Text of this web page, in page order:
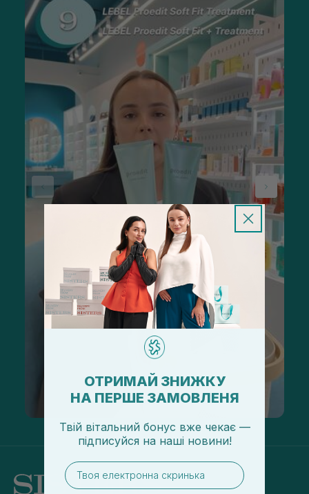
ОТРИМАЙ ЗНИЖКУ
НА ПЕРШЕ ЗАМОВЛЕНЯ
Твій вітальний бонус вже чекає —
підписуйся на наші новини!
email